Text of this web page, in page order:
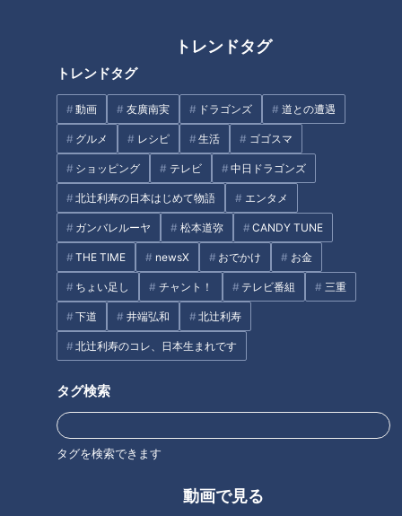
トレンドタグ
トレンドタグ
動画 友廣南実 ドラゴンズ 道との遭遇
グルメ レシピ 生活 ゴゴスマ
ショッピング テレビ 中日ドラゴンズ
北辻利寿の日本はじめて物語 エンタメ
ガンバレルーヤ 松本道弥 CANDY TUNE
THE TIME newsX おでかけ お金
ちょい足し チャント！ テレビ番組 三重
下道 井端弘和 北辻利寿
北辻利寿のコレ、日本生まれです
タグ検索
タグを検索できます
動画で見る
【大家族内の感染症の広がり
方】予防は一体…！？
「梅雨型熱中症」命を落としか
ねない病にも…汗と湿度をコン
トロール！梅雨時期の「熱中
症」対策【医学博士 伊藤敏孝】
タグ
ドキュメンタリー WEB限定
ピエロと呼ばれた息子
オススメ関連コンテンツ
【次の動画】【ピエロの父の育
児】父が頭を隠す理由は？賀久
【前の動画】“風邪”で入院した
ことも…免疫力が弱いので“コロ